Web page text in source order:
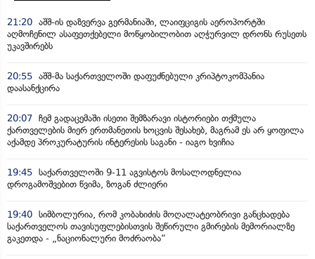
21:20 აშშ-ის დაზვერვა გერმანიაში, ლაიფციგის აეროპორტში
აღმოჩენილ ასაფეთქებელი მოწყობილობით აღჭურვილ დრონს რუსეთს
უკავშირებს
20:55 აშშ-მა საქართველოში დაფუძნებული კრიპტოკომპანია
დაასანქცირა
20:07 ჩემ გადაცემაში ისეთი შემზარავი ისტორიები თქმულა
ქართველების მიერ ერთმანეთის ხოცვის შესახებ, მაგრამ ეს არ ყოფილა
აქამდე პროკურატურის ინტერესის საგანი - იაგო ხვიჩია
19:45 საქართველოში 9-11 აგვისტოს მოსალოდნელია
დროგამოშვებით წვიმა, ზოგან ძლიერი
19:40 სიმბოლურია, რომ კობახიძის მოღალატეობრივი განცხადება
საქართველოს თავისუფლებისთვის შეწირული გმირების მემორიალზე
გაკეთდა - „ნაციონალური მოძრაობა“